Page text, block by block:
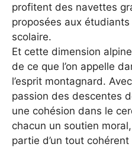
profitent des navettes
proposées aux
scolaire.
Et cette dimension
de ce que l’on appelle
l’esprit montagnard.
passion des descentes
une cohésion dans le
chacun un soutien
partie d’un tout